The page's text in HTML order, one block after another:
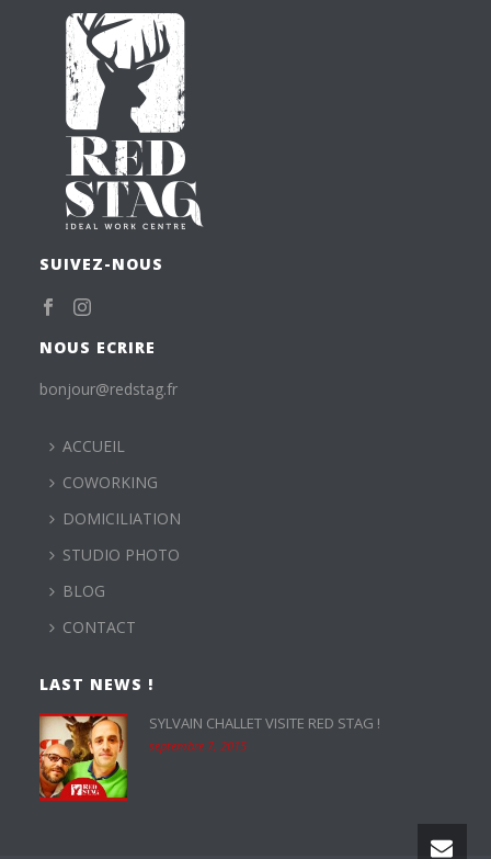
SUIVEZ-NOUS
NOUS ECRIRE
bonjour@redstag.fr
ACCUEIL
COWORKING
DOMICILIATION
STUDIO PHOTO
BLOG
CONTACT
LAST NEWS !
SYLVAIN CHALLET VISITE RED STAG !
septembre 7, 2015